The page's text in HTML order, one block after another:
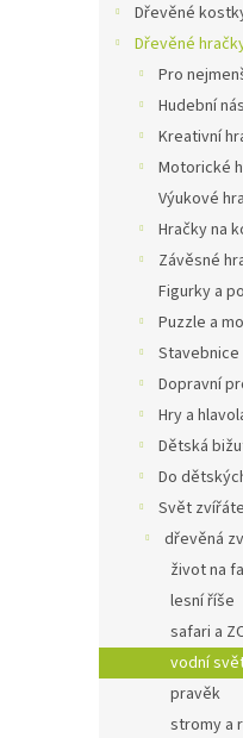
Dřevěné
Dřevěné
Pro
Hudební
Kreativní
Motorické
Výukové
Hračky na
Závěsné
Figurky a
Puzzle a
Dopravní
Hry a
Dětská
Do
Svět
dřevěná
život na
lesní říše
safari a
vodní
pravěk
stromy a